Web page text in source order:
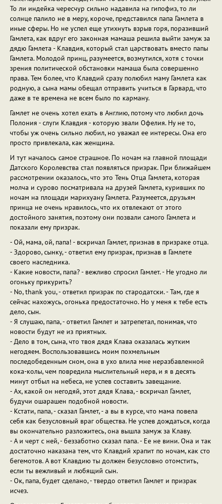
То ли индейка чересчур сильно надавила на гипофиз, то ли
солнце палило не в меру, короче, представился папа Гамлета в
иные сферы. Но не успел еще утихнуть взрыв горя, поразивший
Гамлета, как вдруг его законная мамаша решила выйти замуж за
дядю Гамлета - Клавдия, который стал царствовать вместо папы
Гамлета. Молодой принц, разумеется, возмутился, хотя с точки
зрения политической обстановки мамаша была совершенно
права. Тем более, что Клавдий сразу полюбил маму Гамлета как
родную, а сына мамы обещал отправить учиться в Гарвард, что
даже в те времена не всем было по карману.
Гамлет не очень хотел ехать в Англию, потому что любил дочь
Полония - слуги Клавдия - которую звали Офелия. Ну не то,
чтобы уж очень сильно любил, но уважал ее интересы. Она его
просто привлекала, как женщина.
И тут началось самое страшное. По ночам на главной площади
Датского Королевства стал появляться призрак. При ближайшем
рассмотрении оказалось, что это Тень Отца Гамлета, которая
молча и сурово посматривала на друзей Гамлета, куривших по
ночам на площади марихуану Гамлета. Разумеется, друзьям
принца не очень нравилось, что их отвлекают от этого
достойного занятия, поэтому они позвали самого Гамлета и
показали ему призрак.
- Ой, мама, ой, папа! - вскричал Гамлет, признав в призраке отца.
- Здорово, сынку, - ответил ему призрак, признав в Гамлете
своего наследника.
- Какие новости, папа? - вежливо спросил Гамлет. - Не угодно ли
огоньку прикурить?
- No, thank you, - ответил призрак по стародатски. - Там, где я
сейчас нахожусь, огонька предостаточно. Но у меня к тебе есть
дело, сын.
- Я слушаю, папа, - ответил Гамлет и затрепетал, понимая, что
новости будут не из приятных.
- Дело в том, сына, что твоя дядя Клава оказалась жутким
негодяем. Воспользовавшись моим похмельным
последобеденным сном, она в ухо влила мне неразбавленной
кока-колы, чем повредила мыслительный нерв, и я в десять
минут отбыл на небеса, не успев составить завещание.
- Ах, какой он негодяй, этот дядя Клава, - вскричал Гамлет,
будучи ошарашен подобной новости.
- Кстати, папа, - сказал Гамлет, - а вы в курсе, что мама повела
себя как безусловный враг общества. Не успев дождаться, когда
вы окончательно разложитесь, она вышла замуж за Клаву.
- А и черт с ней, - беззаботно сказал папа. - Ее не вини. Она и так
достаточно наказана тем, что Клавдий храпит по ночам, как сто
бегемотов. А вот Клавдию ты должен безусловно отомстить,
если ты вежливый и любящий сын.
- Ок, папа, будет сделано, - твердо ответил Гамлет и призрак
исчез.